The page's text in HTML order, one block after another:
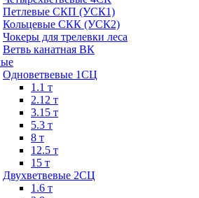
Петлевые СКП (УСК1)
Кольцевые СКК (УСК2)
Чокеры для трелевки леса
Ветвь канатная ВК
Одноветвевые 1СЦ
1.1 т
2.12 т
3.15 т
5.3 т
8 т
12.5 т
15 т
Двухветвевые 2СЦ
1.6 т